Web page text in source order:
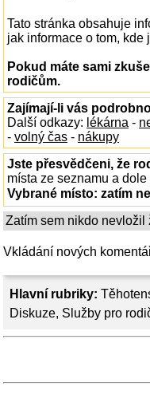
Hlavní rubriky:
Diskuze, Služby pro
Tato stránka obsahuje
jak informace o tom,
Pokud máte sami
rodičům.
Zajímají-li vás
Další odkazy: lékárna -
- volný čas - nákupy
Jste přesvědčeni, že
místa ze seznamu a
Vybrané místo: zatím
Zatím sem nikdo nevložil
Vkládání nových